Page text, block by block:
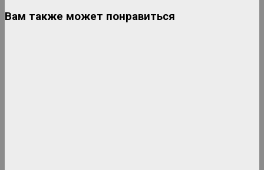
Вам также может понравиться